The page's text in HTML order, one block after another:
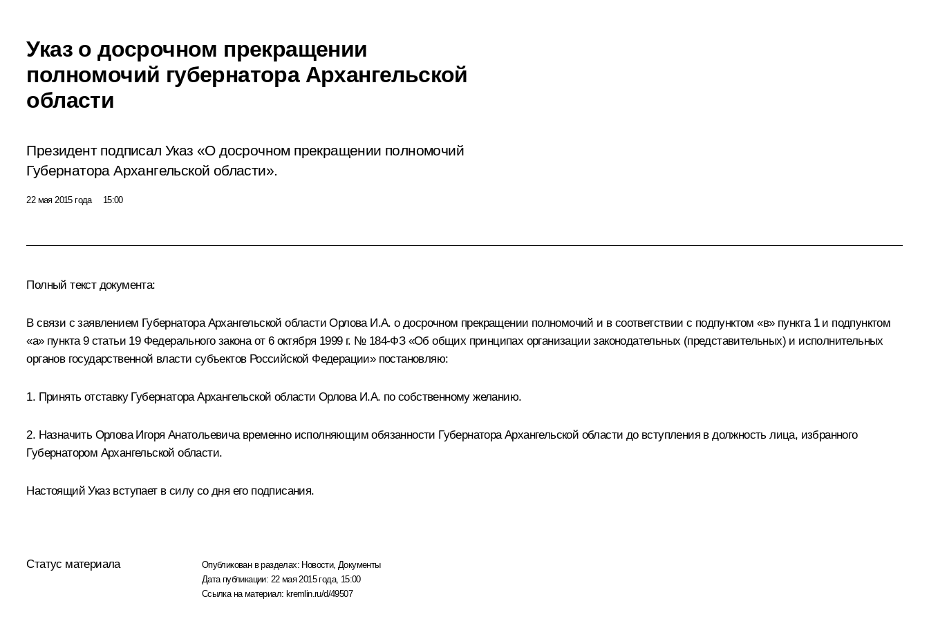
Указ о досрочном прекращении
полномочий губернатора Архангельской
области
Президент подписал Указ «О досрочном прекращении полномочий
Губернатора Архангельской области».
22 мая 2015 года 15:00
Полный текст документа:
В связи с заявлением Губернатора Архангельской областиОрлова И.А. о досрочном прекращении полномочий и в соответствии с подпунктом «в» пункта 1 и подпунктом
«а» пункта 9 статьи 19 Федерального закона от 6 октября 1999 г. № 184-ФЗ «Об общих принципах организации законодательных (представительных) и исполнительных
органов государственной власти субъектов Российской Федерации» постановляю:
1. Принять отставку Губернатора Архангельской области Орлова И.А. по собственному желанию.
2. Назначить Орлова Игоря Анатольевича временно исполняющим обязанности Губернатора Архангельской области до вступления в должность лица, избранного
Губернатором Архангельской области.
Настоящий Указ вступает в силу со дня его подписания.
Статус материала Опубликован в разделах: Новости, Документы
Дата публикации: 22 мая 2015 года, 15:00
Ссылка на материал: kremlin.ru/d/49507